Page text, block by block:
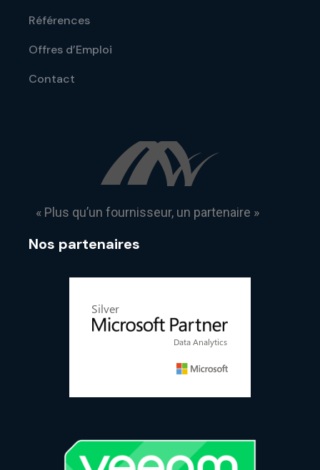
Références
Offres d’Emploi
Contact
« Plus qu’un fournisseur, un partenaire »
Nos partenaires